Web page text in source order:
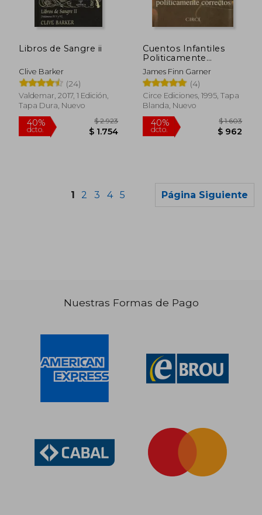
Libros de Sangre ii
Clive Barker
(24)
Valdemar, 2017, 1 Edición,
Tapa Dura, Nuevo
Cuentos Infantiles
Politicamente
Correctos
James Finn Garner
(4)
Circe Ediciones, 1995, Tapa
Blanda, Nuevo
1 2 3 4 5 Página Siguiente
Nuestras Formas de Pago